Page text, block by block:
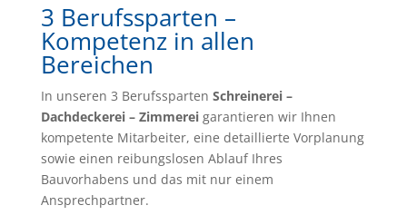
3 Berufssparten –
Kompetenz in allen
Bereichen
In unseren 3 Berufssparten Schreinerei –
Dachdeckerei – Zimmereigarantieren wir Ihnen
kompetente Mitarbeiter, eine detaillierte Vorplanung
sowie einen reibungslosen Ablauf Ihres
Bauvorhabens und das mit nur einem
Ansprechpartner.